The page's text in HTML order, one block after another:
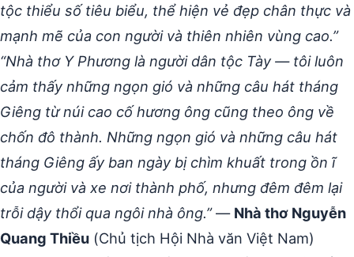
tộc thiểu số tiêu biểu, thể hiện vẻ đẹp chân thực và
mạnh mẽ của con người và thiên nhiên vùng cao.”
“Nhà thơ Y Phương là người dân tộc Tày — tôi luôn
cảm thấy những ngọn gió và những câu hát tháng
Giêng từ núi cao cố hương ông cũng theo ông về
chốn đô thành. Những ngọn gió và những câu hát
tháng Giêng ấy ban ngày bị chìm khuất trong ồn ĩ
của người và xe nơi thành phố, nhưng đêm đêm lại
trỗi dậy thổi qua ngôi nhà ông.”— Nhà thơ Nguyễn
Quang Thiều (Chủ tịch Hội Nhà văn Việt Nam)